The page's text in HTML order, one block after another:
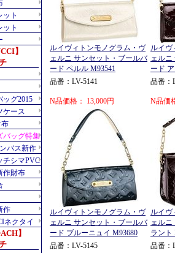
ルイヴィトンモノグラム・ヴ
ェルニ サンセット・ブールバ
ード ペルル M93541
ルイヴ
ェル
ード
品番：LV-5141
N品価格： 13,000円
品番：
N品価
ルイヴィトンモノグラム・ヴ
ェルニ サンセット・ブールバ
ード ブルーニュイ M93680
ルイヴ
ェル
ラント
品番：LV-5145
品番：